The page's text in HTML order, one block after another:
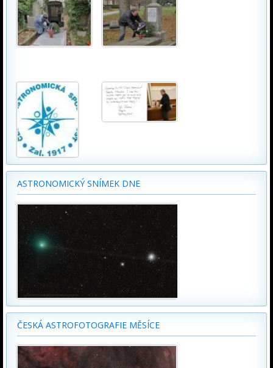
ASTRONOMICKÝ SNÍMEK DNE
ČESKÁ ASTROFOTOGRAFIE MĚSÍCE